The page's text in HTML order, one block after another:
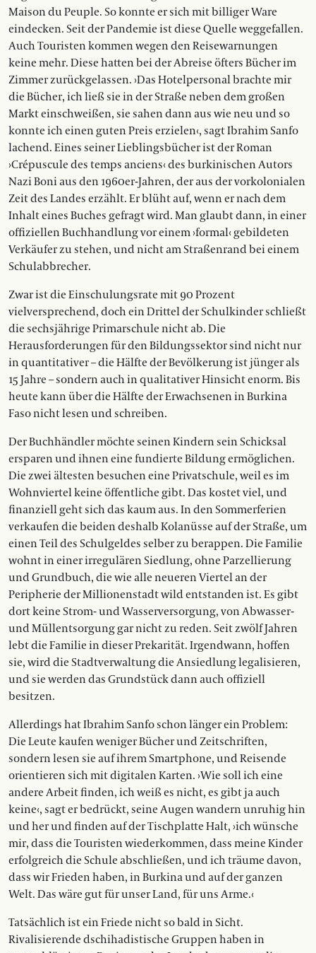
Maison du Peuple. So konnte er sich mit billiger Ware
eindecken. Seit der Pandemie ist diese Quelle weggefallen.
Auch Touristen kommen wegen den Reisewarnungen
keine mehr. Diese hatten bei der Abreise öfters Bücher im
Zimmer zurückgelassen. ›Das Hotelpersonal brachte mir
die Bücher, ich ließ sie in der Straße neben dem großen
Markt einschweißen, sie sahen dann aus wie neu und so
konnte ich einen guten Preis erzielen‹, sagt Ibrahim Sanfo
lachend. Eines seiner Lieblingsbücher ist der Roman
›Crépuscule des temps anciens‹ des burkinischen Autors
Nazi Boni aus den 1960er-Jahren, der aus der vorkolonialen
Zeit des Landes erzählt. Er blüht auf, wenn er nach dem
Inhalt eines Buches gefragt wird. Man glaubt dann, in einer
offiziellen Buchhandlung vor einem ›formal‹ gebildeten
Verkäufer zu stehen, und nicht am Straßenrand bei einem
Schulabbrecher.
Zwar ist die Einschulungsrate mit 90 Prozent
vielversprechend, doch ein Drittel der Schulkinder schließt
die sechsjährige Primarschule nicht ab. Die
Herausforderungen für den Bildungssektor sind nicht nur
in quantitativer – die Hälfte der Bevölkerung ist jünger als
15 Jahre – sondern auch in qualitativer Hinsicht enorm. Bis
heute kann über die Hälfte der Erwachsenen in Burkina
Faso nicht lesen und schreiben.
Der Buchhändler möchte seinen Kindern sein Schicksal
ersparen und ihnen eine fundierte Bildung ermöglichen.
Die zwei ältesten besuchen eine Privatschule, weil es im
Wohnviertel keine öffentliche gibt. Das kostet viel, und
finanziell geht sich das kaum aus. In den Sommerferien
verkaufen die beiden deshalb Kolanüsse auf der Straße, um
einen Teil des Schulgeldes selber zu berappen. Die Familie
wohnt in einer irregulären Siedlung, ohne Parzellierung
und Grundbuch, die wie alle neueren Viertel an der
Peripherie der Millionenstadt wild entstanden ist. Es gibt
dort keine Strom- und Wasserversorgung, von Abwasser-
und Müllentsorgung gar nicht zu reden. Seit zwölf Jahren
lebt die Familie in dieser Prekarität. Irgendwann, hoffen
sie, wird die Stadtverwaltung die Ansiedlung legalisieren,
und sie werden das Grundstück dann auch offiziell
besitzen.
Allerdings hat Ibrahim Sanfo schon länger ein Problem:
Die Leute kaufen weniger Bücher und Zeitschriften,
sondern lesen sie auf ihrem Smartphone, und Reisende
orientieren sich mit digitalen Karten. ›Wie soll ich eine
andere Arbeit finden, ich weiß es nicht, es gibt ja auch
keine‹, sagt er bedrückt, seine Augen wandern unruhig hin
und her und finden auf der Tischplatte Halt, ›ich wünsche
mir, dass die Touristen wiederkommen, dass meine Kinder
erfolgreich die Schule abschließen, und ich träume davon,
dass wir Frieden haben, in Burkina und auf der ganzen
Welt. Das wäre gut für unser Land, für uns Arme.‹
Tatsächlich ist ein Friede nicht so bald in Sicht.
Rivalisierende dschihadistische Gruppen haben in